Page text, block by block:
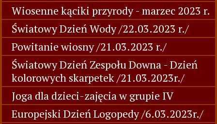
Wiosenne kąciki przyrody - marzec 2023 r.
Światowy Dzień Wody /22.03.2023 r./
Powitanie wiosny /21.03.2023 r./
Światowy Dzień Zespołu Downa - Dzień
kolorowych skarpetek /21.03.2023r./
Joga dla dzieci-zajęcia w grupie IV
Europejski Dzień Logopedy /6.03.2023r./